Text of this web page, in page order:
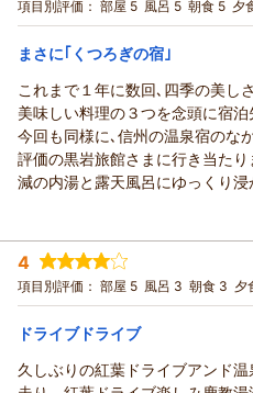
い、私どもも嬉しくなりました
思い出に残るお正月になられた
宿泊プラン： 【じゃらんスペシャルウ
とろける信州牛と里山の恵みを堪能
宿泊価格帯： 17,001～18,000円(大人
鹿教湯温泉 くつろぎの宿 黒岩旅館
バロン様
この度は、ご利用いただき、誠
当館は仰る通り、決して豪華さ
んが、その分、お湯とお食事は
流しの温泉や、地元食材を中心
「こういうのがいい」と感じて
く、励みになります。
ささやかな宿ではありますが、
っていただける宿でありたいと
また機会がありましたら、ぜひ
項目別評価： 部屋 5 風呂 5 朝食 5 夕
まさに｢くつろぎの宿｣
これまで１年に数回､四季の美し
美味しい料理の３つを念頭に宿泊
今回も同様に､信州の温泉宿のな
評価の黒岩旅館さまに行き当た
減の内湯と露天風呂にゆっくり
るつるでした。お料理の食材は
ず､ていねいにとられたダシの旨
前菜におしゃれなジュレが添え
トのなめらかさにもビックリし
ぞれ漬け方が異なり、キュウリは
した。地産地消の食材の生かし方
どの場面でも柔らかな笑顔で対
とができました。帰りの車を運転
宿泊時期： 2025年12月宿泊 (夫婦旅行)
投稿者： 直ちゃんさん
宿泊プラン： 【じゃらんスペシャルウ
とろける信州牛と里山の恵みを堪能
宿泊価格帯： 16,001～17,000円(大人
鹿教湯温泉 くつろぎの宿 黒岩旅館
4
項目別評価： 部屋 5 風呂 3 朝食 3 夕
ドライブドライブ
久しぶりの紅葉ドライブアンド